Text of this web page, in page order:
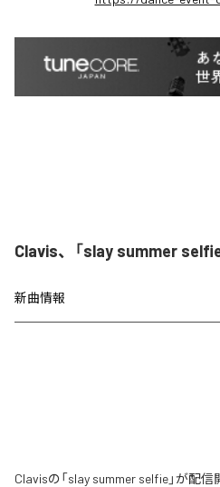
Clavis、「slay summer
新曲情報
Clavisの「slay summer selfie」が配